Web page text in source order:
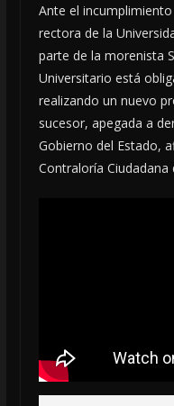
Ante el
rectora de la
parte de la morenista
Universitario está
realizando un nuevo
sucesor, apegada a
Gobierno del Estado,
Contraloría Ciudadana